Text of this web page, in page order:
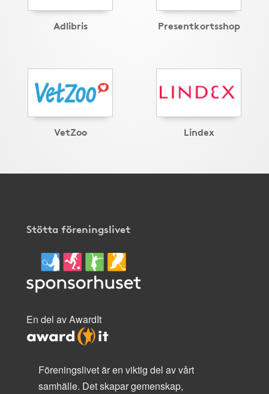
Adlibris Presentkortsshop
VetZoo Lindex
Stötta föreningslivet
En del av AwardIt
Föreningslivet är en viktig del av vårt
samhälle. Det skapar gemenskap,